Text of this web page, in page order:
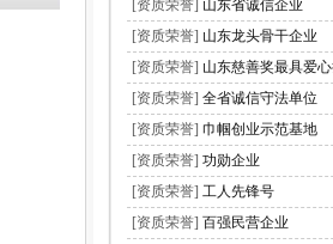
[资质荣誉] 山东省诚信企业
[资质荣誉] 山东龙头骨干企业
[资质荣誉] 山东慈善奖最具爱
[资质荣誉] 全省诚信守法单位
[资质荣誉] 巾帼创业示范基地
[资质荣誉] 功勋企业
[资质荣誉] 工人先锋号
[资质荣誉] 百强民营企业